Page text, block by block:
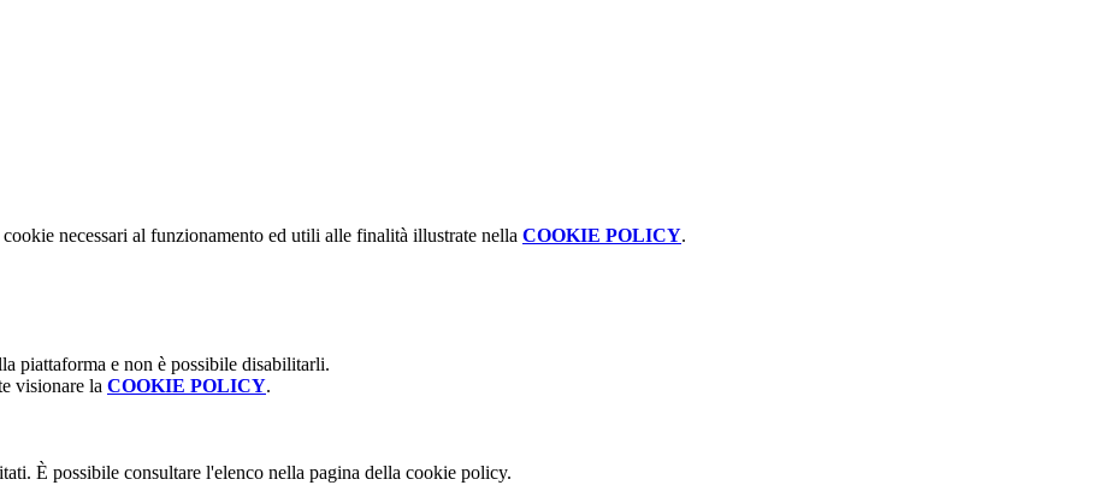
necessari al funzionamento ed utili alle finalità illustrate nella COOKIE POLICY.
piattaforma e non è possibile disabilitarli.
visionare la COOKIE POLICY.
È possibile consultare l'elenco nella pagina della cookie policy.